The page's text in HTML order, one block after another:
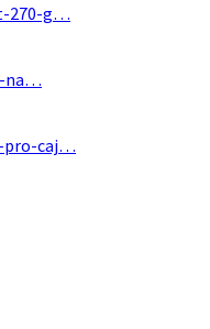
270-g…
na…
pro-caj…